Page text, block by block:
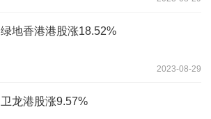
绿地香港港股涨18.52%
2023-08-29
卫龙港股涨9.57%